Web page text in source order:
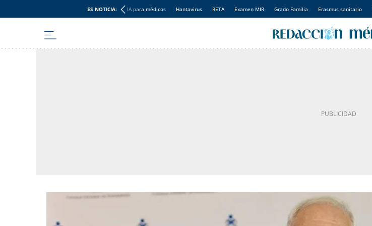
ES NOTICIA: IA para médicos Hantavirus RETA Examen MIR Grado Familia Erasmus sanitario